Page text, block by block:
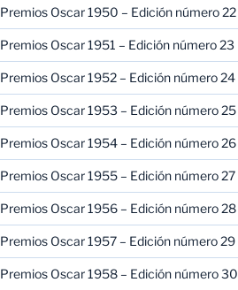
Premios Oscar 1950 – Edición número 22
Premios Oscar 1951 – Edición número 23
Premios Oscar 1952 – Edición número 24
Premios Oscar 1953 – Edición número 25
Premios Oscar 1954 – Edición número 26
Premios Oscar 1955 – Edición número 27
Premios Oscar 1956 – Edición número 28
Premios Oscar 1957 – Edición número 29
Premios Oscar 1958 – Edición número 30